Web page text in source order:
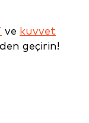
ve kuvvet
geçirin!